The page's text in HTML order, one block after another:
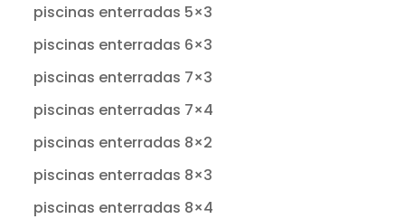
piscinas enterradas 5×3
piscinas enterradas 6×3
piscinas enterradas 7×3
piscinas enterradas 7×4
piscinas enterradas 8×2
piscinas enterradas 8×3
piscinas enterradas 8×4